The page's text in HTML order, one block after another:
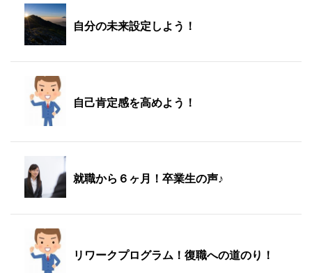
自分の未来設定しよう！
自己肯定感を高めよう！
就職から６ヶ月！卒業生の声♪
リワークプログラム！復職への道のり！